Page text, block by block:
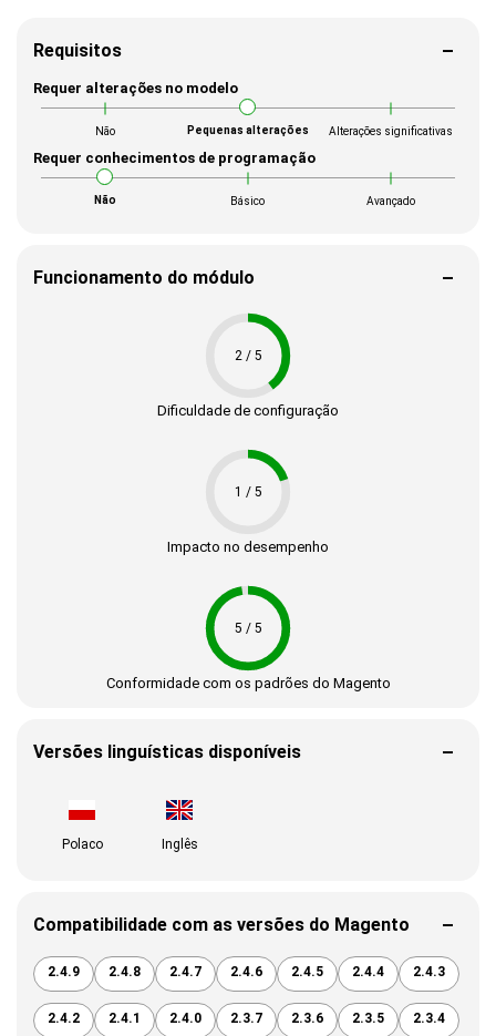
Requisitos
Requer alterações no modelo
Não Pequenas alterações Alterações significativas
Requer conhecimentos de programação
Não Básico Avançado
Funcionamento do módulo
2 / 5
Dificuldade de configuração
1 / 5
Impacto no desempenho
5 / 5
Conformidade com os padrões do Magento
Versões linguísticas disponíveis
Polaco Inglês
Compatibilidade com as versões do Magento
2.4.9 2.4.8 2.4.7 2.4.6 2.4.5 2.4.4 2.4.3
2.4.2 2.4.1 2.4.0 2.3.7 2.3.6 2.3.5 2.3.4